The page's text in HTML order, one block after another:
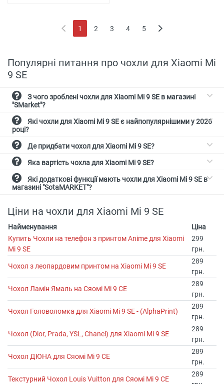
1
(current)
2 3 4 5
Популярні питання про чохли для Xiaomi Mi
9 SE
"SMarket"?
році?
Де придбати чохол для Xiaomi Mi 9 SE?
Яка вартість чохла для Xiaomi Mi 9 SE?
магазині "SotaMARKET"?
Ціни на чохли для Xiaomi Mi 9 SE
Найменування
Ціна
Купить Чохли на телефон з принтом Anime для Xiaomi
Mi 9 SE
299
грн.
Чохол з леопардовим принтом на Xiaomi Mi 9 SE
289
грн.
Чохол Ламін Ямаль на Сяомі Мі 9 СЕ
289
грн.
Чохол Головоломка для Xiaomi Mi 9 SE - (AlphaPrint)
289
грн.
Чохол (Dior, Prada, YSL, Chanel) для Xiaomi Mi 9 SE
289
грн.
Чохол ДЮНА для Сяомі Мі 9 СЕ
289
грн.
Текстурний Чохол Louis Vuitton для Сяомі Мі 9 СЕ
289